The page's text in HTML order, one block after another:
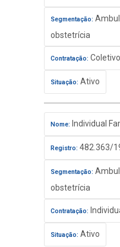
Segmentação:
obstetrícia
Contratação:
Situação: Ativo
Nome: Individual
Registro: 482.363/
Segmentação:
obstetrícia
Contratação:
Situação: Ativo